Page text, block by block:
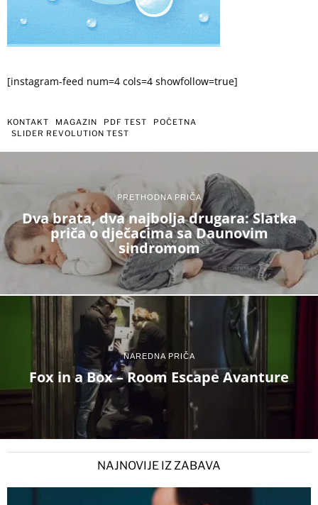
[instagram-feed num=4 cols=4 showfollow=true]
KONTAKT MAGAZIN PDF TEST
POČETNA
SLIDER REVOLUTION TEST
PRETHODNA PRIČA
Dva brata, dva najbolja drugara: Slatka
priča o dječacima sa Daunovim
sindromom
NAREDNA PRIČA
Fox in a Box – Room Escape Avanture
NAJNOVIJE IZ ZABAVA